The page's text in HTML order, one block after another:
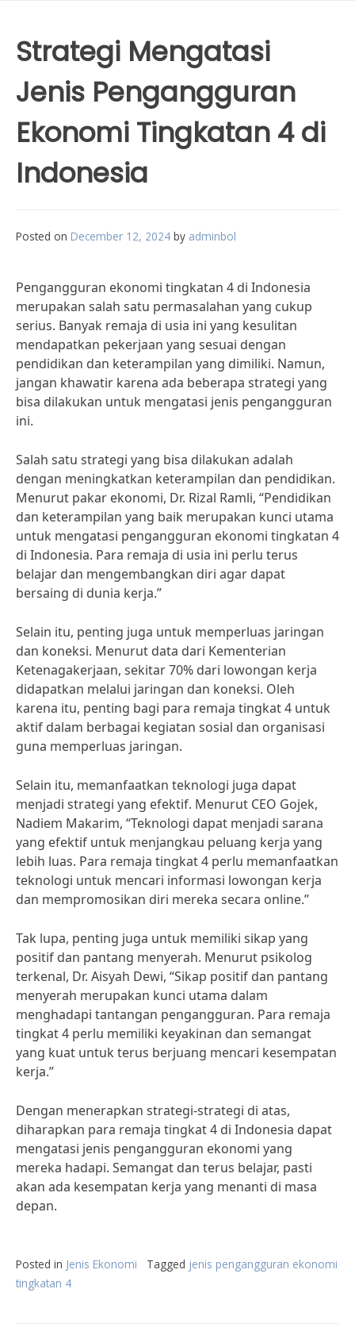
Strategi Mengatasi
Jenis Pengangguran
Ekonomi Tingkatan 4 di
Indonesia
Posted on December 12, 2024 by adminbol
Pengangguran ekonomi tingkatan 4 di Indonesia
merupakan salah satu permasalahan yang cukup
serius. Banyak remaja di usia ini yang kesulitan
mendapatkan pekerjaan yang sesuai dengan
pendidikan dan keterampilan yang dimiliki. Namun,
jangan khawatir karena ada beberapa strategi yang
bisa dilakukan untuk mengatasi jenis pengangguran
ini.
Salah satu strategi yang bisa dilakukan adalah
dengan meningkatkan keterampilan dan pendidikan.
Menurut pakar ekonomi, Dr. Rizal Ramli, “Pendidikan
dan keterampilan yang baik merupakan kunci utama
untuk mengatasi pengangguran ekonomi tingkatan 4
di Indonesia. Para remaja di usia ini perlu terus
belajar dan mengembangkan diri agar dapat
bersaing di dunia kerja.”
Selain itu, penting juga untuk memperluas jaringan
dan koneksi. Menurut data dari Kementerian
Ketenagakerjaan, sekitar 70% dari lowongan kerja
didapatkan melalui jaringan dan koneksi. Oleh
karena itu, penting bagi para remaja tingkat 4 untuk
aktif dalam berbagai kegiatan sosial dan organisasi
guna memperluas jaringan.
Selain itu, memanfaatkan teknologi juga dapat
menjadi strategi yang efektif. Menurut CEO Gojek,
Nadiem Makarim, “Teknologi dapat menjadi sarana
yang efektif untuk menjangkau peluang kerja yang
lebih luas. Para remaja tingkat 4 perlu memanfaatkan
teknologi untuk mencari informasi lowongan kerja
dan mempromosikan diri mereka secara online.”
Tak lupa, penting juga untuk memiliki sikap yang
positif dan pantang menyerah. Menurut psikolog
terkenal, Dr. Aisyah Dewi, “Sikap positif dan pantang
menyerah merupakan kunci utama dalam
menghadapi tantangan pengangguran. Para remaja
tingkat 4 perlu memiliki keyakinan dan semangat
yang kuat untuk terus berjuang mencari kesempatan
kerja.”
Dengan menerapkan strategi-strategi di atas,
diharapkan para remaja tingkat 4 di Indonesia dapat
mengatasi jenis pengangguran ekonomi yang
mereka hadapi. Semangat dan terus belajar, pasti
akan ada kesempatan kerja yang menanti di masa
depan.
Posted in Jenis Ekonomi Tagged jenis pengangguran ekonomi
tingkatan 4